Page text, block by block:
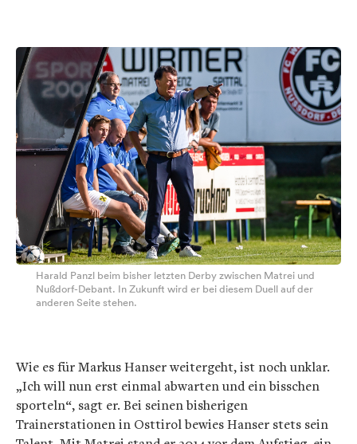
Harald Panzl beim bisher letzten Derby zwischen Matrei und
Nußdorf-Debant. In Zukunft wird er bei diesem Duell auf der
anderen Seite stehen.
Wie es für Markus Hanser weitergeht, ist noch unklar.
„Ich will nun erst einmal abwarten und ein bisschen
sporteln“, sagt er. Bei seinen bisherigen
Trainerstationen in Osttirol bewies Hanser stets sein